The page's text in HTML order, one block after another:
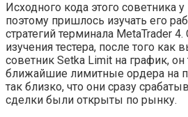
Исходного кода этого советника
поэтому пришлось изучать его
стратегий терминала MetaTrader
изучения тестера, после того как
советник Setka Limit на график,
ближайшие лимитные ордера на
так близко, что они сразу
сделки были открыты по рынку.